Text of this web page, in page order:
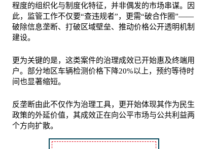
程度的组织化与制度化特征，并非偶发的市场串谋。因
此，监管工作不仅要“查违规者”，更需“破合作圈”——
破除信息垄断、打破区域壁垒、推动价格公开透明机制
建设。
更为关键的是，这类案件的治理成效已开始惠及终端用
户。部分地区车辆检测价格下降20%以上，预约等待时
间也显著缩短。
反垄断由此不仅作为治理工具，更开始体现其作为民生
政策的外延价值，其成效正在向公平市场与公共利益两
个方向扩散。